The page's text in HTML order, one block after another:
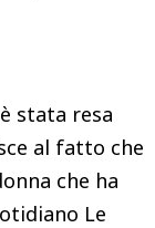
stata resa
al fatto che
che ha
Le